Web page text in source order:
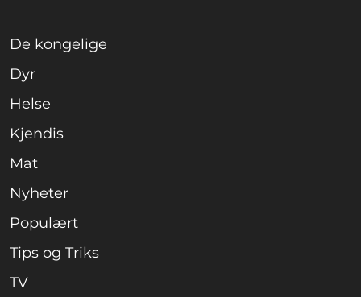
De kongelige
Dyr
Helse
Kjendis
Mat
Nyheter
Populært
Tips og Triks
TV